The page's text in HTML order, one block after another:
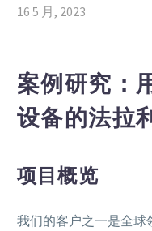
16 5 月, 2023
案例研究：
设备的法拉
项目概览
我们的客户之一是全球